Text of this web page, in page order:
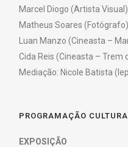
Marcel Diogo (Artista Visual)
Matheus Soares (Fotógrafo)
Luan Manzo (Cineasta –
Cida Reis (Cineasta – Trem
Mediação: Nicole Batista
PROGRAMAÇÃO
EXPOSIÇÃO